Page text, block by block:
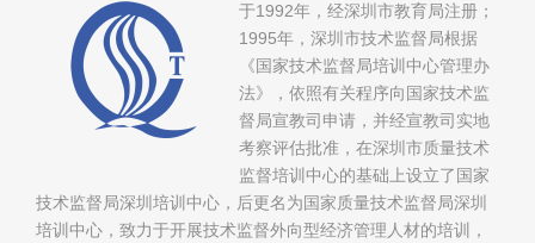
于1992年，经深圳市教育局注册；
1995年，深圳市技术监督局根据
《国家技术监督局培训中心管理办
法》，依照有关程序向国家技术监
督局宣教司申请，并经宣教司实地
考察评估批准，在深圳市质量技术
监督培训中心的基础上设立了国家
技术监督局深圳培训中心，后更名为国家质量技术监督局深圳
培训中心，致力于开展技术监督外向型经济管理人材的培训，